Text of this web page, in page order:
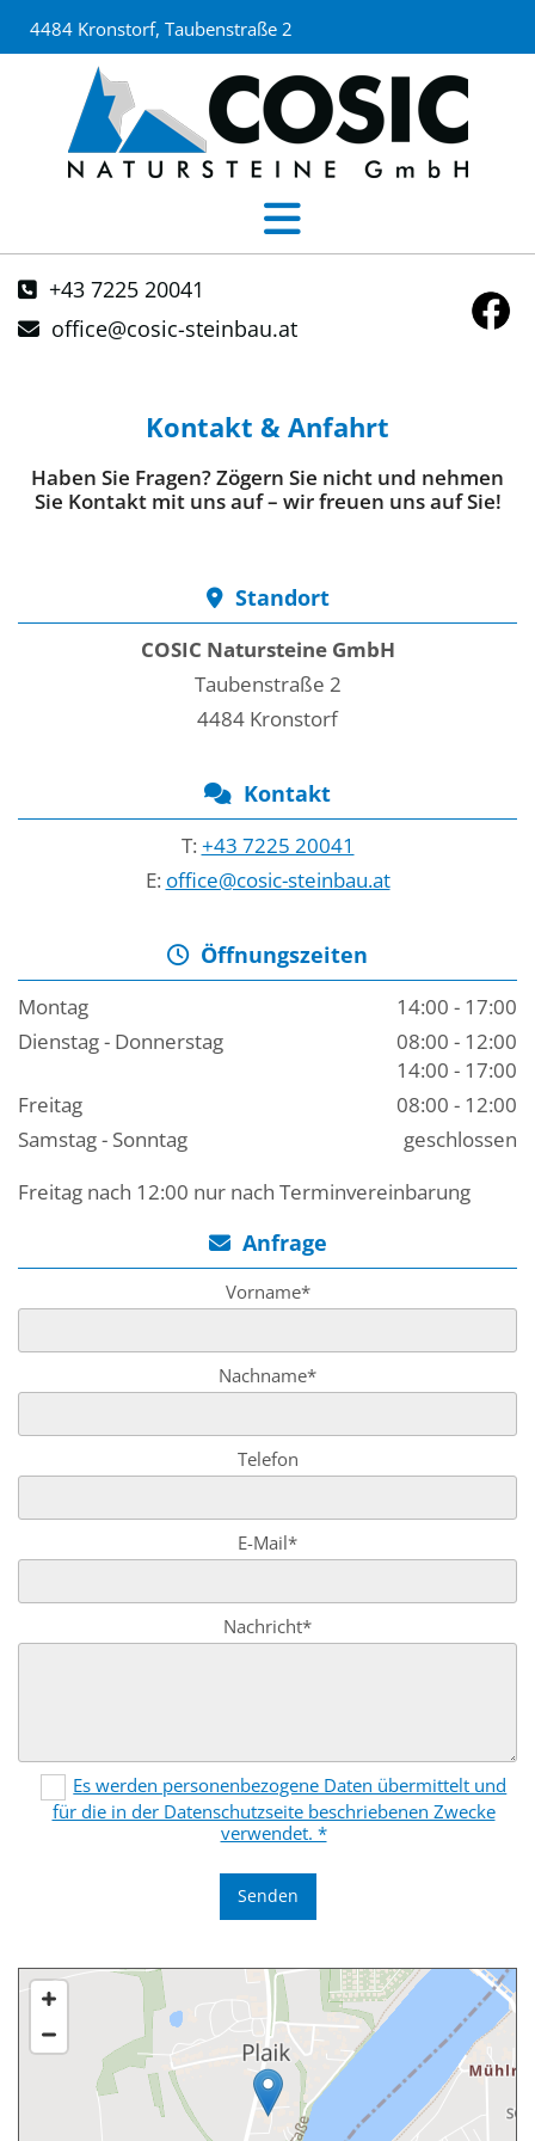
4484 Kronstorf, Taubenstraße 2
 +43 7225 20041
 office@cosic-steinbau.at
Kontakt & Anfahrt
Haben Sie Fragen? Zögern Sie nicht und nehmen
Sie Kontakt mit uns auf – wir freuen uns auf Sie!
Standort
COSIC Natursteine GmbH
Taubenstraße 2
4484 Kronstorf
 Kontakt
T: +43 7225 20041
E: office@cosic-steinbau.at
Öffnungszeiten
Montag
14:00 - 17:00
Dienstag - Donnerstag
08:00 - 12:00
14:00 - 17:00
Freitag
08:00 - 12:00
Samstag - Sonntag
geschlossen
Freitag nach 12:00 nur nach Terminvereinbarung
Anfrage
Vorname*
Nachname*
Telefon
E-Mail*
Nachricht*
Es werden personenbezogene Daten übermittelt und
für die in der Datenschutzseite beschriebenen Zwecke
verwendet. *